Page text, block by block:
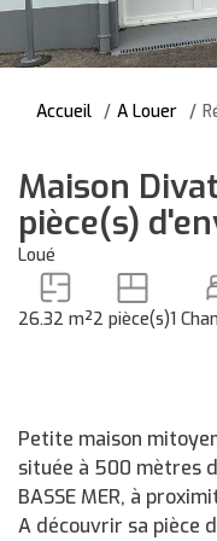
Accueil A Louer
Maison
pièce(s)
Loué
26.32 m²2 pièce(s)1
Petite maison
située à 500 mètres
BASSE MER, à
A découvrir sa pièce